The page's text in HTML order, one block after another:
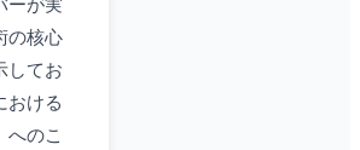
ーが実
の核心
してお
おける
へのこ